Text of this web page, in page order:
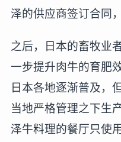
泽的供应商签订合同
之后，日本的畜牧业
一步提升肉牛的育肥
日本各地逐渐普及，
当地严格管理之下生
泽牛料理的餐厅只使